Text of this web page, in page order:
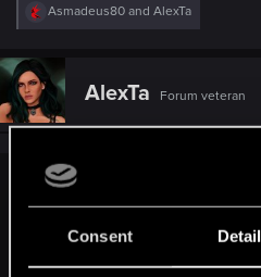
Consent
R
e
t
o
n
:
Asmadeus80 and AlexTa
AlexTa Forum veteran
AntonRIPpER said:
Желаю CD PROJEKT RED и